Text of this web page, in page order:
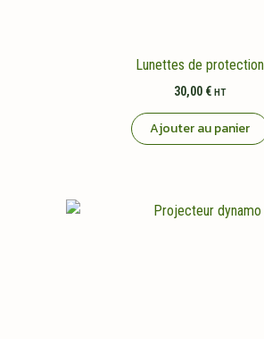
Lunettes de protection
30,00 € HT
Ajouter au panier